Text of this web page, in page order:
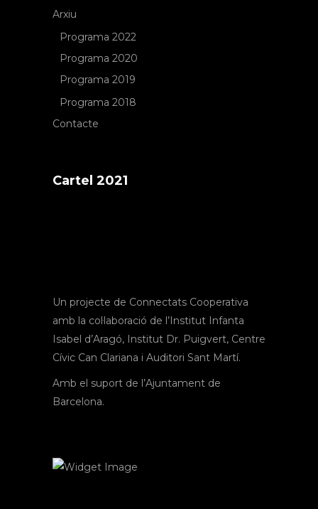
Arxiu
Programa 2022
Programa 2020
Programa 2019
Programa 2018
Contacte
Cartel 2021
Un projecte de Connectats Cooperativa
amb la col·laboració de l’Institut Infanta
Isabel d’Aragó, Institut Dr. Puigvert, Centre
Cívic Can Clariana i Auditori Sant Martí.
Amb el suport de l’Ajuntament de
Barcelona.